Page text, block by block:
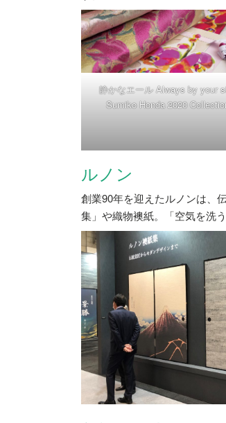
静かなエール Always by your
Sumiko Honda 2020
ルノン
創業90年を迎えたルノンは、
集」や織物襖紙。「空気を洗